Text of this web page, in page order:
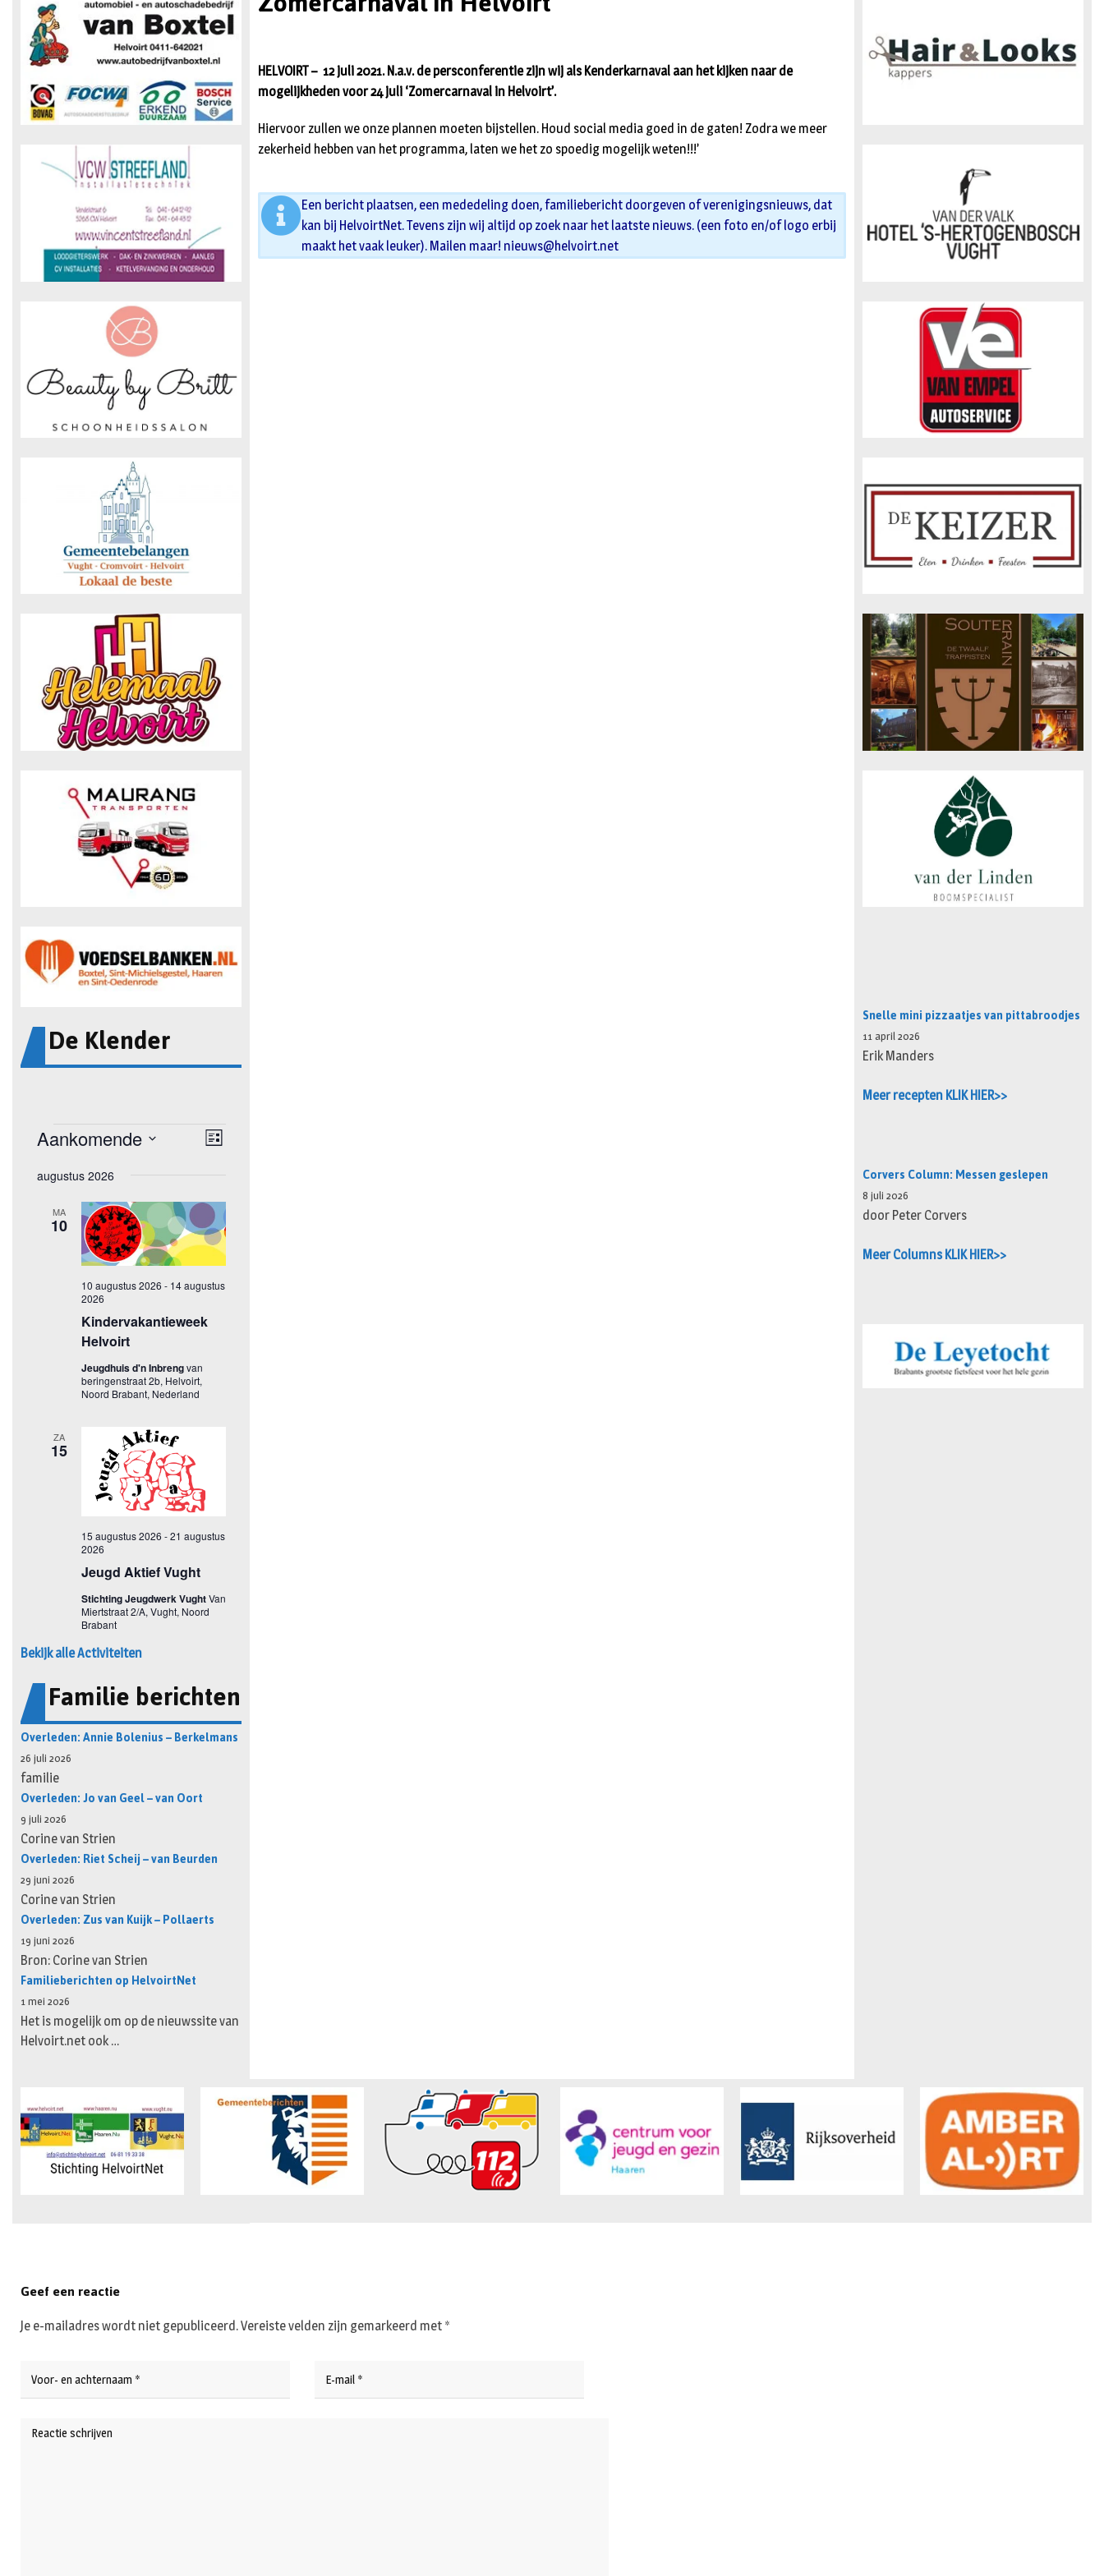
De Klender
Bekijk alle Activiteiten
Familie berichten
Overleden: Annie Bolenius – Berkelmans
26 juli 2026
familie
Overleden: Jo van Geel – van Oort
9 juli 2026
Corine van Strien
Overleden: Riet Scheij – van Beurden
29 juni 2026
Corine van Strien
Overleden: Zus van Kuijk – Pollaerts
19 juni 2026
Bron: Corine van Strien
Familieberichten op HelvoirtNet
1 mei 2026
Het is mogelijk om op de nieuwssite van
Helvoirt.net ook …
HELVOIRT – 12 juli 2021. N.a.v. de persconferentie zijn wij als Kenderkarnaval aan het kijken naar de
mogelijkheden voor 24 juli ‘Zomercarnaval in Helvoirt’.
Hiervoor zullen we onze plannen moeten bijstellen. Houd social media goed in de gaten! Zodra we meer
zekerheid hebben van het programma, laten we het zo spoedig mogelijk weten!!!’
Een bericht plaatsen, een mededeling doen, familiebericht doorgeven of verenigingsnieuws, dat
kan bij HelvoirtNet. Tevens zijn wij altijd op zoek naar het laatste nieuws. (een foto en/of logo erbij
maakt het vaak leuker). Mailen maar! nieuws@helvoirt.net
Snelle mini pizzaatjes van pittabroodjes
11 april 2026
Erik Manders
Meer recepten KLIK HIER>>
Corvers Column: Messen geslepen
8 juli 2026
door Peter Corvers
Meer Columns KLIK HIER>>
Geef een reactie
Je e-mailadres wordt niet gepubliceerd.Vereiste velden zijn gemarkeerd met *